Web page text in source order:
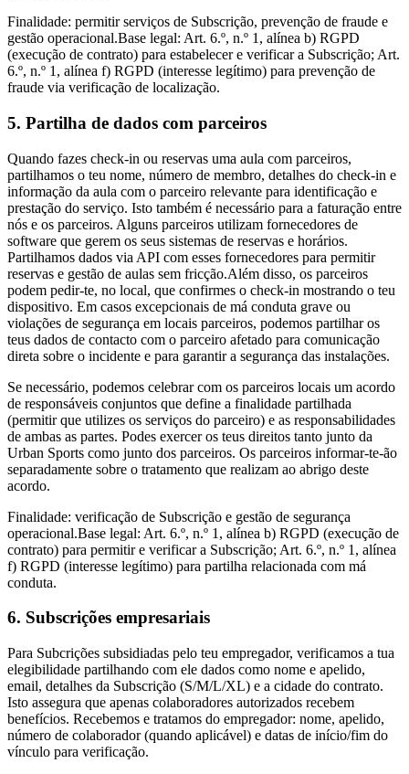
Finalidade: permitir serviços de Subscrição, prevenção de fraude e
gestão operacional.Base legal: Art. 6.º, n.º 1, alínea b) RGPD
(execução de contrato) para estabelecer e verificar a Subscrição; Art.
6.º, n.º 1, alínea f) RGPD (interesse legítimo) para prevenção de
fraude via verificação de localização.
5. Partilha de dados com parceiros
Quando fazes check-in ou reservas uma aula com parceiros,
partilhamos o teu nome, número de membro, detalhes do check-in e
informação da aula com o parceiro relevante para identificação e
prestação do serviço. Isto também é necessário para a faturação entre
nós e os parceiros. Alguns parceiros utilizam fornecedores de
software que gerem os seus sistemas de reservas e horários.
Partilhamos dados via API com esses fornecedores para permitir
reservas e gestão de aulas sem fricção.Além disso, os parceiros
podem pedir-te, no local, que confirmes o check-in mostrando o teu
dispositivo. Em casos excepcionais de má conduta grave ou
violações de segurança em locais parceiros, podemos partilhar os
teus dados de contacto com o parceiro afetado para comunicação
direta sobre o incidente e para garantir a segurança das instalações.
Se necessário, podemos celebrar com os parceiros locais um acordo
de responsáveis conjuntos que define a finalidade partilhada
(permitir que utilizes os serviços do parceiro) e as responsabilidades
de ambas as partes. Podes exercer os teus direitos tanto junto da
Urban Sports como junto dos parceiros. Os parceiros informar-te-ão
separadamente sobre o tratamento que realizam ao abrigo deste
acordo.
Finalidade: verificação de Subscrição e gestão de segurança
operacional.Base legal: Art. 6.º, n.º 1, alínea b) RGPD (execução de
contrato) para permitir e verificar a Subscrição; Art. 6.º, n.º 1, alínea
f) RGPD (interesse legítimo) para partilha relacionada com má
conduta.
6. Subscrições empresariais
Para Subcrições subsidiadas pelo teu empregador, verificamos a tua
elegibilidade partilhando com ele dados como nome e apelido,
email, detalhes da Subscrição (S/M/L/XL) e a cidade do contrato.
Isto assegura que apenas colaboradores autorizados recebem
benefícios. Recebemos e tratamos do empregador: nome, apelido,
número de colaborador (quando aplicável) e datas de início/fim do
vínculo para verificação.